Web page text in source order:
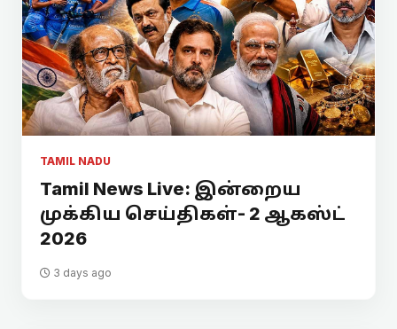
TAMIL NADU
Tamil News Live: இன்றைய
முக்கிய செய்திகள்- 2 ஆகஸ்ட்
2026
3 days ago